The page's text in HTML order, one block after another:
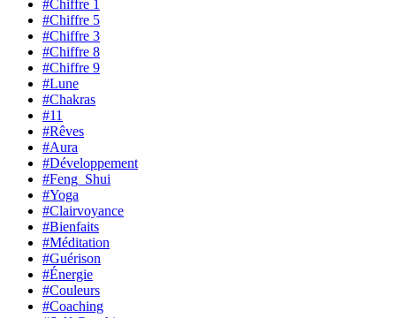
#Chiffre 1
#Chiffre 5
#Chiffre 3
#Chiffre 8
#Chiffre 9
#Lune
#Chakras
#11
#Rêves
#Aura
#Développement
#Feng_Shui
#Yoga
#Clairvoyance
#Bienfaits
#Méditation
#Guérison
#Énergie
#Couleurs
#Coaching